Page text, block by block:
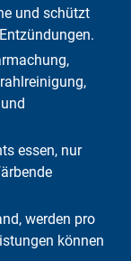
die DFV bei
und schützt
essen, nur
werden pro
können